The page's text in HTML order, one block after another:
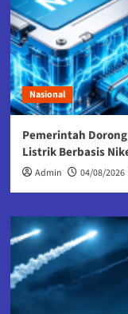
Nasional
Pemerintah
Listrik Berbasis
Admin 04/08/2026